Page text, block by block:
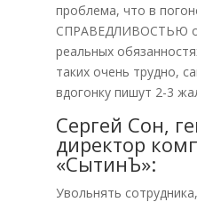
проблема, что в
СПРАВЕДЛИВОСТЬЮ
реальных
таких очень трудно,
вдогонку пишут 2-3
Сергей Сон,
директор
«СытинЪ»:
Увольнять